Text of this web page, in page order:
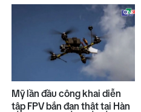
8
tiến độ các dự án
9
tháo gỡ các dự án tồn
dài
Mỹ lần đầu công khai diễn
tập FPV bắn đạn thật tại Hàn